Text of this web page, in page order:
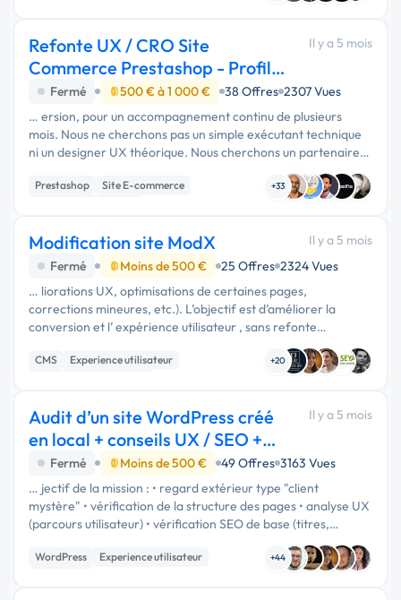
Refonte UX / CRO Site
Commerce Prestashop - Profil
Commerçant / Dev
Il y a 5 mois
Fermé 500 € à 1 000 € 38 Offres 2307 Vues
… ersion, pour un accompagnement continu de plusieurs
mois. Nous ne cherchons pas un simple exécutant technique
ni un designer UX théorique. Nous cherchons un partenaire
commercial qui pense en commerçant et qui s'engage sur des
résultats …
Prestashop
Site E-commerce
+33
Modification site ModX
Il y a 5 mois
Fermé
Moins de 500 € 25 Offres 2324 Vues
… liorations UX, optimisations de certaines pages,
corrections mineures, etc.). L’objectif est d’améliorer la
conversion et l’ expérience utilisateur , sans refonte
complète. Ma priorité principale serait d’intégrer un module /
menu de …
CMS
Experience utilisateur
+20
Audit d’un site WordPress créé
en local + conseils UX / SEO +
préparat
Il y a 5 mois
Fermé Moins de 500 € 49 Offres 3163 Vues
… jectif de la mission : • regard extérieur type "client
mystère" • vérification de la structure des pages • analyse UX
(parcours utilisateur) • vérification SEO de base (titres,
structure Hn, cohérence) • conseils d’optimisation avant …
WordPress
Experience utilisateur
+44